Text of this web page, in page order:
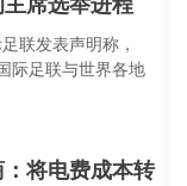
联发表声明称，
际足联与世界各地
将电费成本转